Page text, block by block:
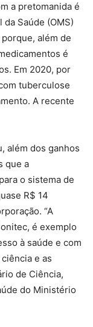
a pretomanida é
Saúde (OMS)
além de
é
Em 2020, por
tuberculose
A recente
além dos ganhos
que a
o sistema de
R$ 14
“A
é exemplo
à saúde e com
e as
de Ciência,
do Ministério